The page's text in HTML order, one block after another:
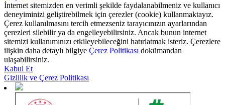
İnternet sitemizden en verimli şekilde faydalanabilmeniz ve kullanıcı
deneyiminizi geliştirebilmek için çerezler (cookie) kullanmaktayız.
Çerez kullanılmasını tercih etmezseniz tarayıcınızın ayarlarından
çerezleri silebilir ya da engelleyebilirsiniz. Ancak bunun internet
sitemizi kullanımınızı etkileyebileceğini hatırlatmak isteriz. Çerezlere
ilişkin daha detaylı bilgiye Çerez Politikası dokümandan
ulaşabilirsiniz.
Kabul Et
Gizlilik ve Çerez Politikası